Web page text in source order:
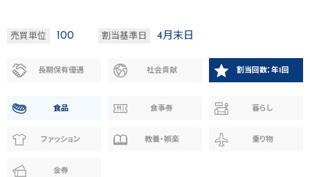
売買単位 100 割当基準日 4月末日
長期保有優遇 社会貢献 割当回数：年1回
食品 食事券 暮らし
ファッション 教養・娯楽 乗り物
金券